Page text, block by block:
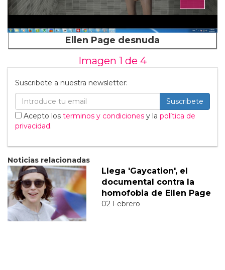
Ellen Page desnuda
Imagen 1 de 4
Suscribete a nuestra newsletter:
Suscribete
Acepto los terminos y condiciones y la política de
privacidad.
Noticias relacionadas
Llega 'Gaycation', el
documental contra la
homofobia de Ellen Page
02 Febrero